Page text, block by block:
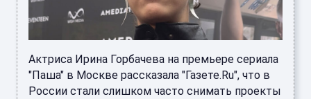
Актриса Ирина Горбачева на премьере сериала
"Паша" в Москве рассказала "Газете.Ru", что в
России стали слишком часто снимать проекты